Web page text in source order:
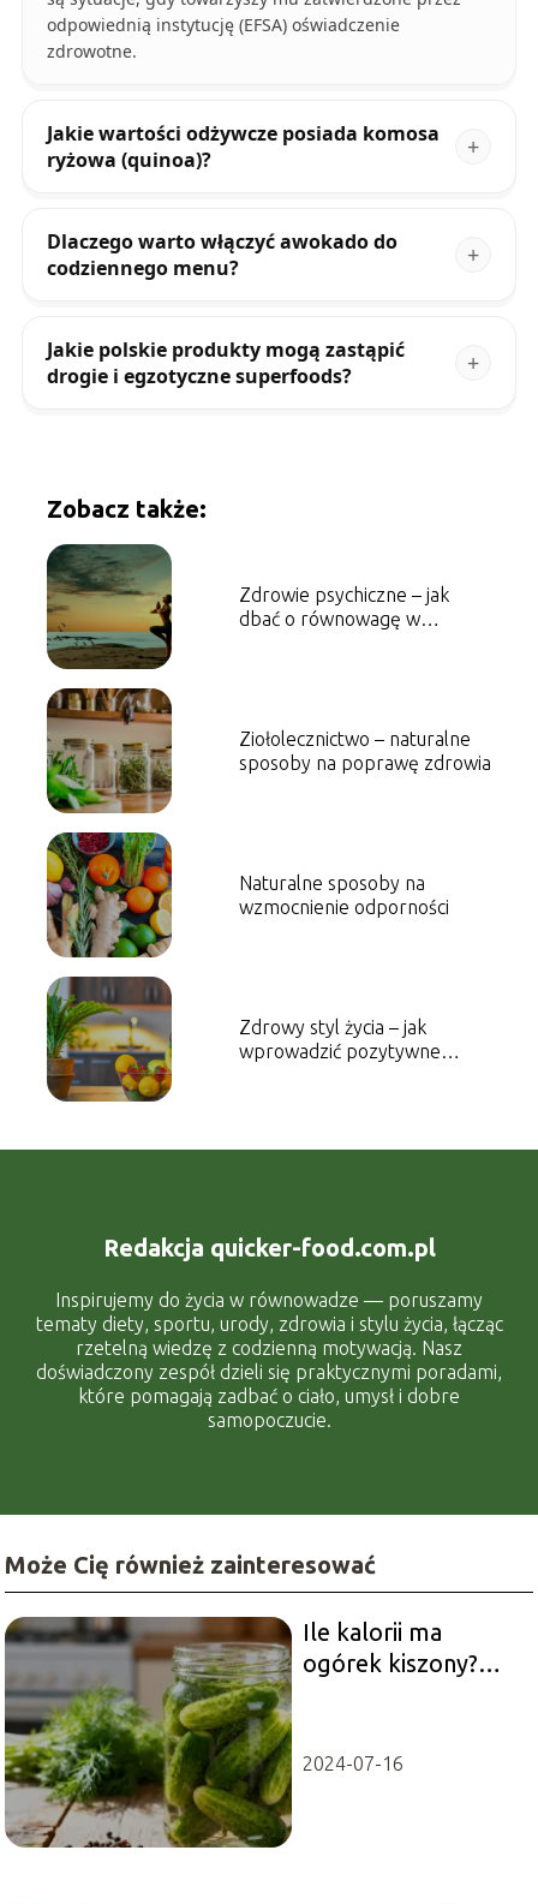
odpowiednią instytucję (EFSA) oświadczenie
zdrowotne.
Jakie wartości odżywcze posiada komosa
ryżowa (quinoa)?
Dlaczego warto włączyć awokado do
codziennego menu?
Jakie polskie produkty mogą zastąpić
drogie i egzotyczne superfoods?
Zobacz także:
Zdrowie psychiczne – jak
dbać o równowagę w
Ziołolecznictwo – naturalne
sposoby na poprawę zdrowia
Naturalne sposoby na
wzmocnienie odporności
Zdrowy styl życia – jak
wprowadzić pozytywne
Redakcja quicker-food.com.pl
Inspirujemy do życia w równowadze — poruszamy
tematy diety, sportu, urody, zdrowia i stylu życia, łącząc
rzetelną wiedzę z codzienną motywacją. Nasz
doświadczony zespół dzieli się praktycznymi poradami,
które pomagają zadbać o ciało, umysł i dobre
samopoczucie.
Może Cię również zainteresować
Ile kalorii ma
ogórek kiszony?
2024-07-16